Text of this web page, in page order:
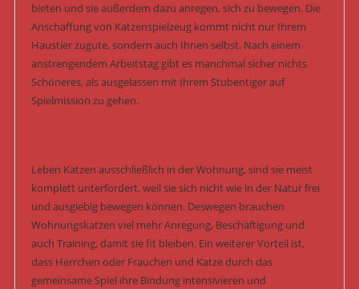
bieten und sie außerdem dazu anregen, sich zu bewegen. Die
Anschaffung von Katzenspielzeug kommt nicht nur Ihrem
Haustier zugute, sondern auch Ihnen selbst. Nach einem
anstrengendem Arbeitstag gibt es manchmal sicher nichts
Schöneres, als ausgelassen mit Ihrem Stubentiger auf
Spielmission zu gehen.
Leben Katzen ausschließlich in der Wohnung, sind sie meist
komplett unterfordert, weil sie sich nicht wie in der Natur frei
und ausgiebig bewegen können. Deswegen brauchen
Wohnungskatzen viel mehr Anregung, Beschäftigung und
auch Training, damit sie fit bleiben. Ein weiterer Vorteil ist,
dass Herrchen oder Frauchen und Katze durch das
gemeinsame Spiel ihre Bindung intensivieren und